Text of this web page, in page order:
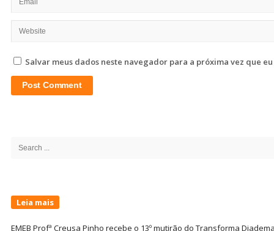
Salvar meus dados neste navegador para a próxima vez que
Search
Leia mais
EMEB Profª Creusa Pinho recebe o 13º mutirão do Transforma